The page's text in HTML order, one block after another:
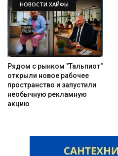
НОВОСТИ ХАЙФЫ
Рядом с рынком "Тальпиот"
открыли новое рабочее
пространство и запустили
необычную рекламную
акцию